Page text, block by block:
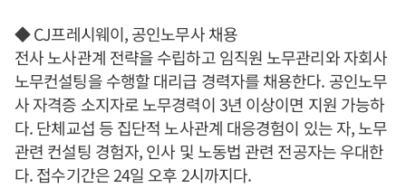
◆ CJ프레시웨이, 공인노무사 채용
전사 노사관계 전략을 수립하고 임직원 노무관리와 자회사
노무컨설팅을 수행할 대리급 경력자를 채용한다. 공인노무
사 자격증 소지자로 노무경력이 3년 이상이면 지원 가능하
다. 단체교섭 등 집단적 노사관계 대응경험이 있는 자, 노무
관련 컨설팅 경험자, 인사 및 노동법 관련 전공자는 우대한
다. 접수기간은 24일 오후 2시까지다.